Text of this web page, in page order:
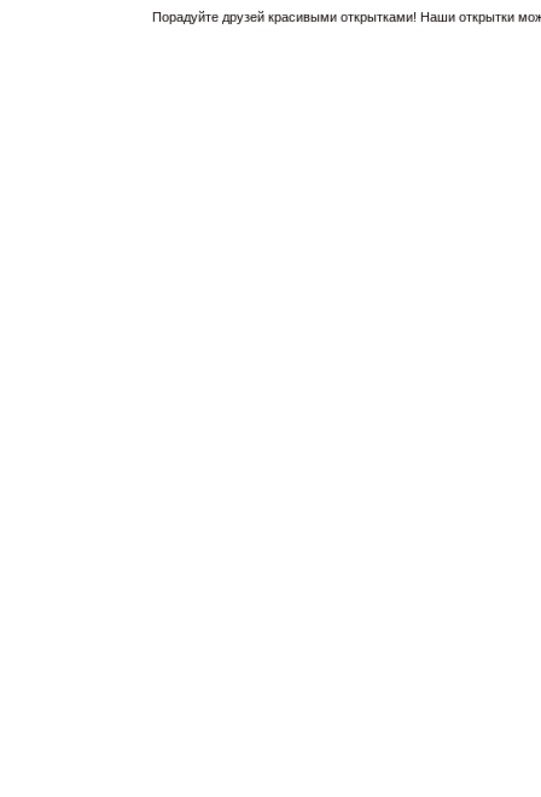
Порадуйте друзей красивыми открытками! Наши открытки